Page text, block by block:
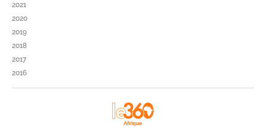
2021
2020
2019
2018
2017
2016